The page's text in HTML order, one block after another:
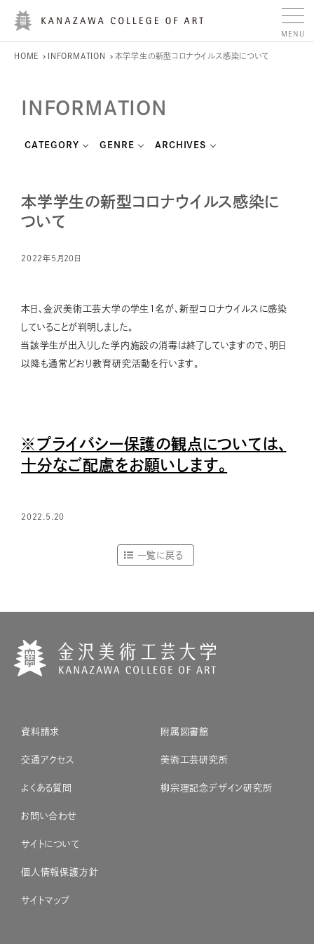
HOME INFORMATION 本学学生の新型コロナウイルス感染について
INFORMATION
CATEGORY GENRE ARCHIVES
本学学生の新型コロナウイルス感染に
ついて
2022年5月20日
本日、金沢美術工芸大学の学生1名が、新型コロナウイルスに感染
していることが判明しました。
当該学生が出入りした学内施設の消毒は終了していますので、明日
以降も通常どおり教育研究活動を行います。
※プライバシー保護の観点については、
十分なご配慮をお願いします。
2022.5.20
一覧に戻る
資料請求
交通アクセス
よくある質問
お問い合わせ
サイトについて
個人情報保護方針
サイトマップ
附属図書館
美術工芸研究所
柳宗理記念デザイン研究所